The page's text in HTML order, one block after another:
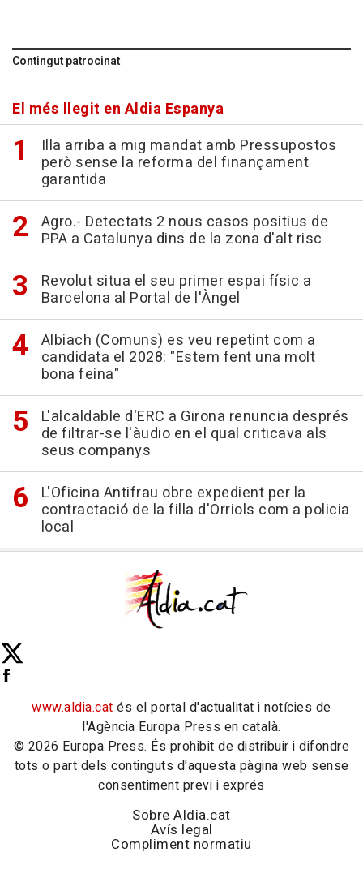
Contingut patrocinat
El més llegit en Aldia Espanya
Illa arriba a mig mandat amb Pressupostos
però sense la reforma del finançament
garantida
Agro.- Detectats 2 nous casos positius de
PPA a Catalunya dins de la zona d'alt risc
Revolut situa el seu primer espai físic a
Barcelona al Portal de l'Àngel
Albiach (Comuns) es veu repetint com a
candidata el 2028: "Estem fent una molt
bona feina"
L'alcaldable d'ERC a Girona renuncia després
de filtrar-se l'àudio en el qual criticava als
seus companys
L'Oficina Antifrau obre expedient per la
contractació de la filla d'Orriols com a policia
local
www.aldia.cat és el portal d'actualitat i notícies de
l'Agència Europa Press en català.
© 2026 Europa Press. És prohibit de distribuir i difondre
tots o part dels continguts d'aquesta pàgina web sense
consentiment previ i exprés
Sobre Aldia.cat
Avís legal
Compliment normatiu